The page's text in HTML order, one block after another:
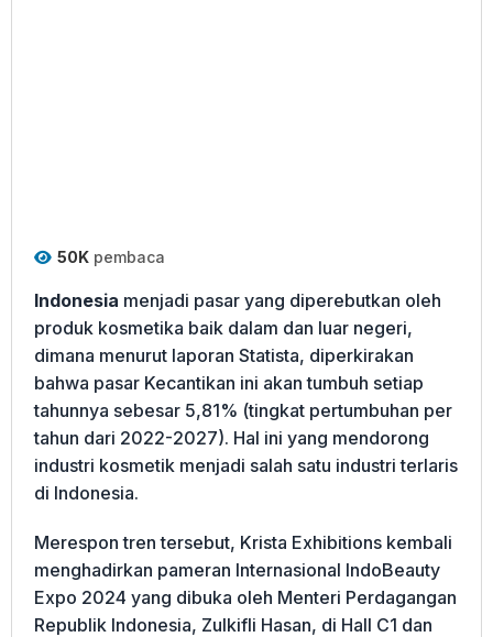
50K pembaca
Indonesia menjadi pasar yang diperebutkan oleh
produk kosmetika baik dalam dan luar negeri,
dimana menurut laporan Statista, diperkirakan
bahwa pasar Kecantikan ini akan tumbuh setiap
tahunnya sebesar 5,81% (tingkat pertumbuhan per
tahun dari 2022-2027). Hal ini yang mendorong
industri kosmetik menjadi salah satu industri terlaris
di Indonesia.
Merespon tren tersebut, Krista Exhibitions kembali
menghadirkan pameran Internasional IndoBeauty
Expo 2024 yang dibuka oleh Menteri Perdagangan
Republik Indonesia, Zulkifli Hasan, di Hall C1 dan